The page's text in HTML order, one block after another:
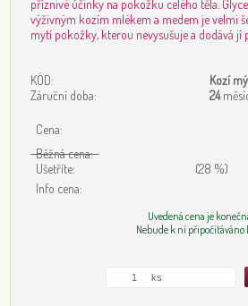
příznivé účinky na pokožku celého těla.
výživným kozím mlékem a medem je velmi
mytí pokožky, kterou nevysušuje a dodává jí
KÓD:
Kozí
Záruční doba:
24
Cena:
Běžná cena:
Ušetříte:
(28 %)
Info cena:
Uvedená cena je
Nebude k ní připočítáváno